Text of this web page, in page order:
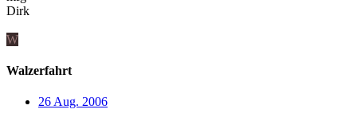
Dirk
W
Walzerfahrt
26 Aug. 2006